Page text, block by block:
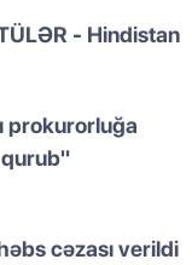
- Hindistan
prokurorluğa
qurub"
cəzası verildi